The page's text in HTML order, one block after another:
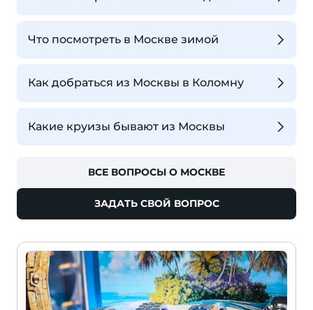
Что посмотреть в Москве зимой
Как добраться из Москвы в Коломну
Какие круизы бывают из Москвы
ВСЕ ВОПРОСЫ О МОСКВЕ
ЗАДАТЬ СВОЙ ВОПРОС